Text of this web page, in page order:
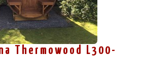
Thermowood L300-